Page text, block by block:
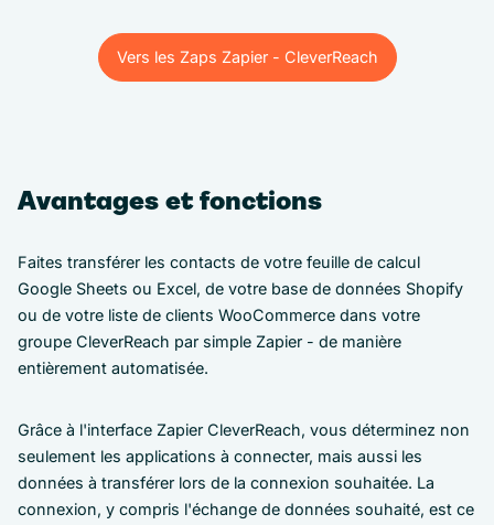
Vers les Zaps Zapier - CleverReach
Vers les Zaps Zapier - CleverReach
Avantages et fonctions
Faites transférer les contacts de votre feuille de calcul
Google Sheets ou Excel, de votre base de données Shopify
ou de votre liste de clients WooCommerce dans votre
groupe CleverReach par simple Zapier - de manière
entièrement automatisée.
Grâce à l'interface Zapier CleverReach, vous déterminez non
seulement les applications à connecter, mais aussi les
données à transférer lors de la connexion souhaitée. La
connexion, y compris l'échange de données souhaité, est ce